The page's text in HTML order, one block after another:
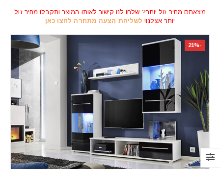
מצאתם מחיר זול יותר? שלחו לנו קישור לאותו המוצר ותקבלו מחיר זול
יותר אצלנו! לשליחת הצעה מתחרה לחצו כאן
-21%